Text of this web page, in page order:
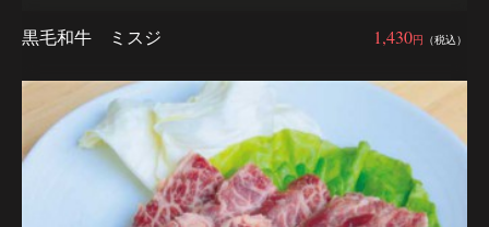
1,430円 （税込）
黒毛和牛 ミスジ